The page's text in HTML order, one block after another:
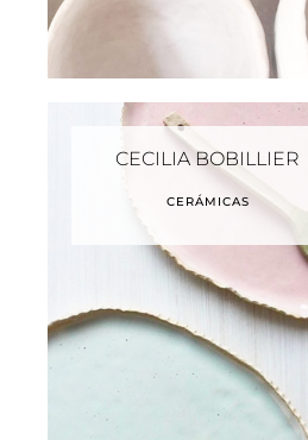
CECILIA BOBILLIER
CERÁMICAS